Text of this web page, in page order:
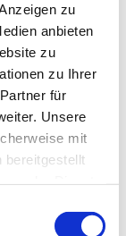
zu
anbieten
zu
zu Ihrer
für
Unsere
mit
bereitgestellt
Puch
Leitung eines
auf die
und ein
und dritten